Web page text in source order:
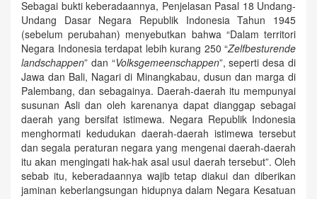
Sebagai bukti keberadaannya, Penjelasan Pasal 18 Undang-
Undang Dasar Negara Republik Indonesia Tahun 1945
(sebelum perubahan) menyebutkan bahwa “Dalam territori
Negara Indonesia terdapat lebih kurang 250 “Zelfbesturende
landschappen” dan “Volksgemeenschappen”, seperti desa di
Jawa dan Bali, Nagari di Minangkabau, dusun dan marga di
Palembang, dan sebagainya. Daerah-daerah itu mempunyai
susunan Asli dan oleh karenanya dapat dianggap sebagai
daerah yang bersifat istimewa. Negara Republik Indonesia
menghormati kedudukan daerah-daerah istimewa tersebut
dan segala peraturan negara yang mengenai daerah-daerah
itu akan mengingati hak-hak asal usul daerah tersebut”. Oleh
sebab itu, keberadaannya wajib tetap diakui dan diberikan
jaminan keberlangsungan hidupnya dalam Negara Kesatuan